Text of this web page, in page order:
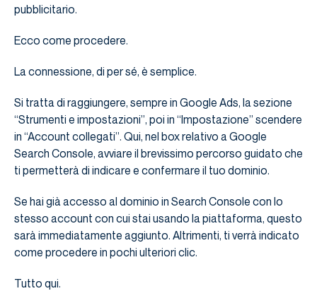
pubblicitario.
Ecco come procedere.
La connessione, di per sé, è semplice.
Si tratta di raggiungere, sempre in Google Ads, la sezione
“Strumenti e impostazioni”, poi in “Impostazione” scendere
in “Account collegati”. Qui, nel box relativo a Google
Search Console, avviare il brevissimo percorso guidato che
ti permetterà di indicare e confermare il tuo dominio.
Se hai già accesso al dominio in Search Console con lo
stesso account con cui stai usando la piattaforma, questo
sarà immediatamente aggiunto. Altrimenti, ti verrà indicato
come procedere in pochi ulteriori clic.
Tutto qui.